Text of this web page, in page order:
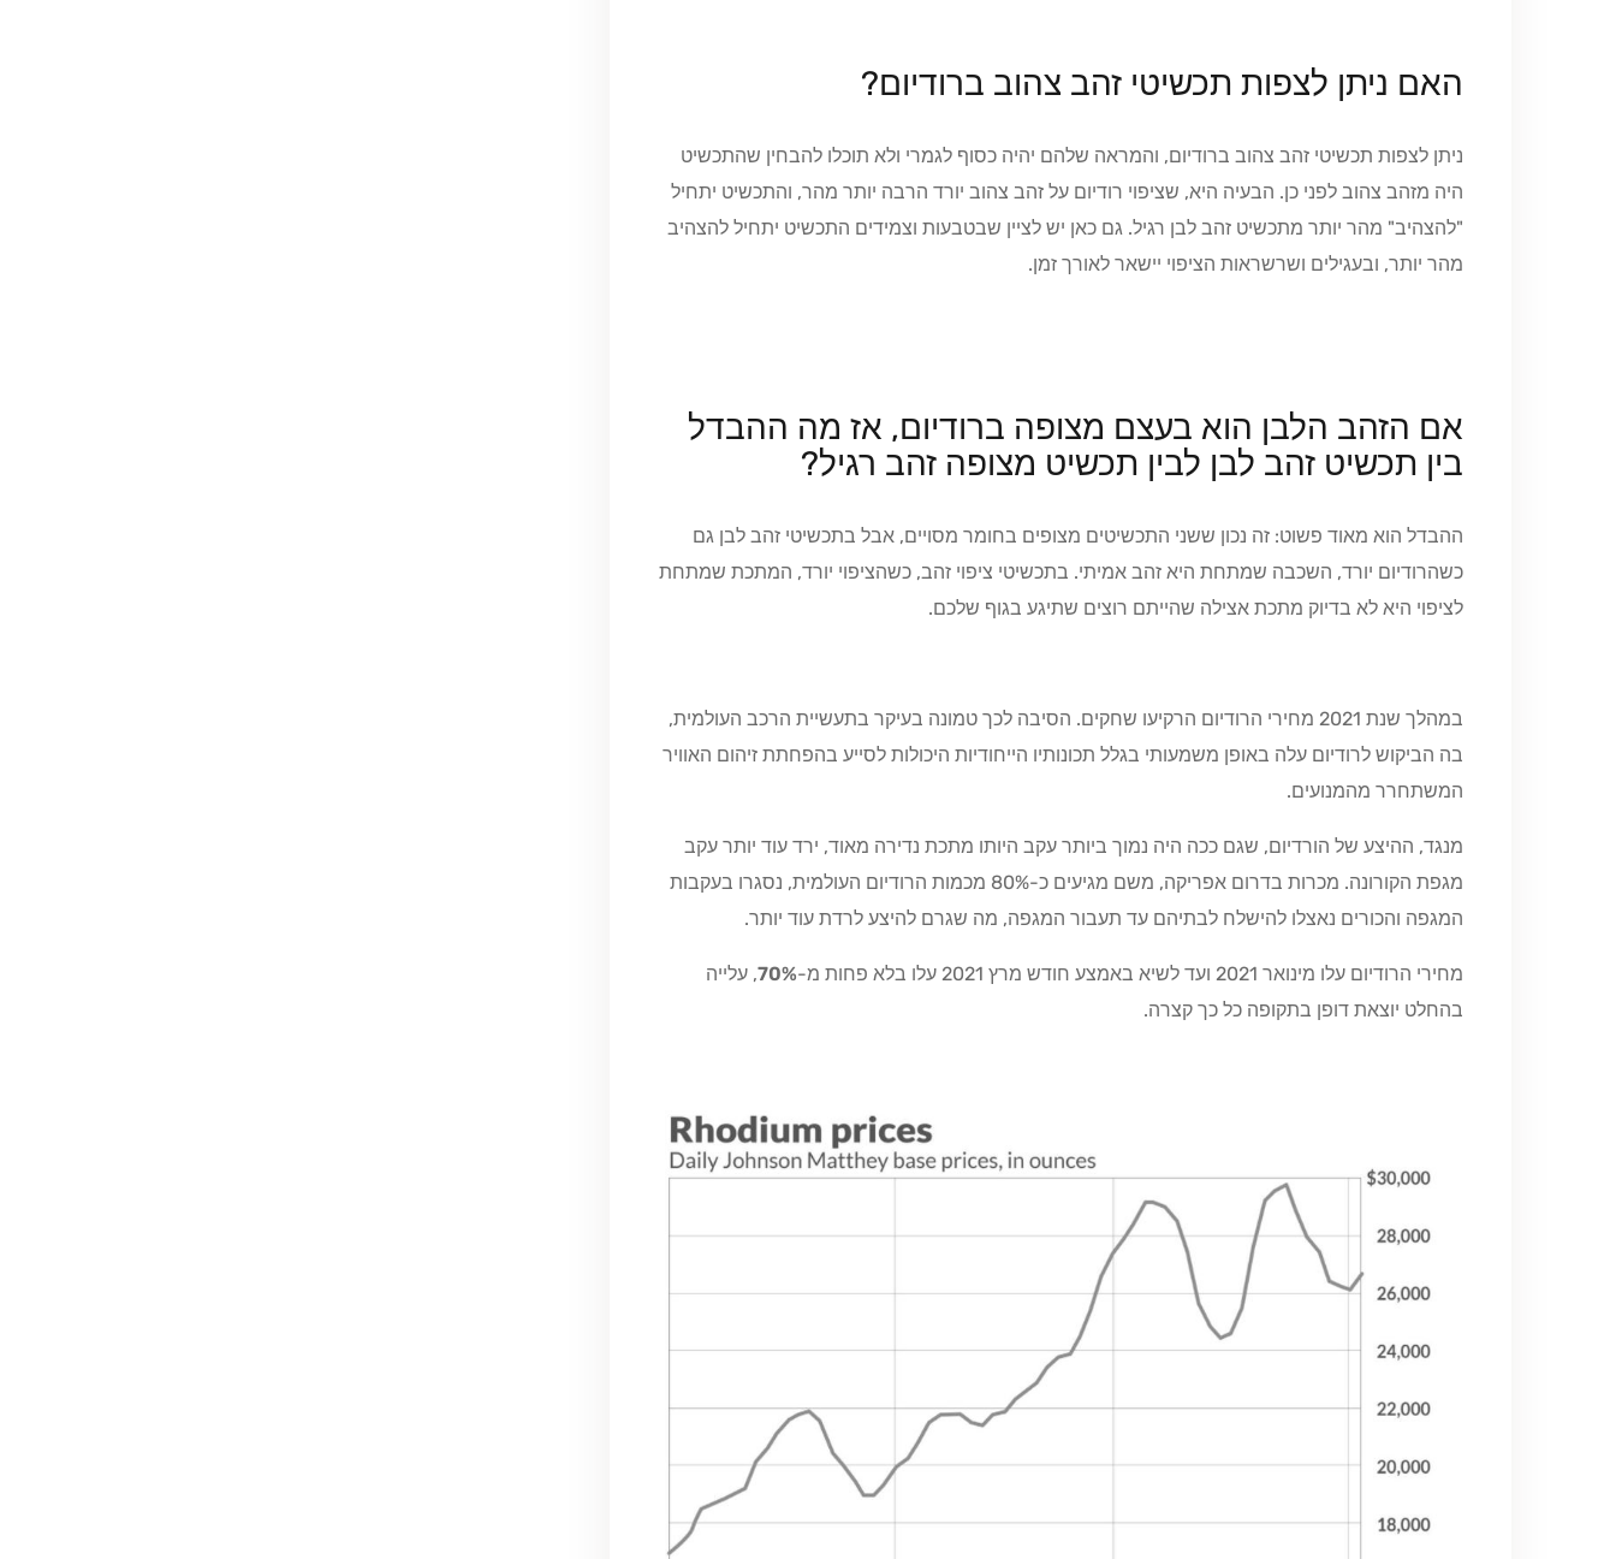
האם ניתן לצפות תכשיטי זהב צהוב ברודיום?
ניתן לצפות תכשיטי זהב צהוב ברודיום, והמראה שלהם יהיה כסוף לגמרי ולא תוכלו להבחין שהתכשיט
היה מזהב צהוב לפני כן. הבעיה היא, שציפוי רודיום על זהב צהוב יורד הרבה יותר מהר, והתכשיט יתחיל
"להצהיב" מהר יותר מתכשיט זהב לבן רגיל. גם כאן יש לציין שבטבעות וצמידים התכשיט יתחיל להצהיב
מהר יותר, ובעגילים ושרשראות הציפוי יישאר לאורך זמן.
אם הזהב הלבן הוא בעצם מצופה ברודיום, אז מה ההבדל
בין תכשיט זהב לבן לבין תכשיט מצופה זהב רגיל?
ההבדל הוא מאוד פשוט: זה נכון ששני התכשיטים מצופים בחומר מסויים, אבל בתכשיטי זהב לבן גם
כשהרודיום יורד, השכבה שמתחת היא זהב אמיתי. בתכשיטי ציפוי זהב, כשהציפוי יורד, המתכת שמתחת
לציפוי היא לא בדיוק מתכת אצילה שהייתם רוצים שתיגע בגוף שלכם.
במהלך שנת 2021 מחירי הרודיום הרקיעו שחקים. הסיבה לכך טמונה בעיקר בתעשיית הרכב העולמית,
בה הביקוש לרודיום עלה באופן משמעותי בגלל תכונותיו הייחודיות היכולות לסייע בהפחתת זיהום האוויר
המשתחרר מהמנועים.
מנגד, ההיצע של הורדיום, שגם ככה היה נמוך ביותר עקב היותו מתכת נדירה מאוד, ירד עוד יותר עקב
מגפת הקורונה. מכרות בדרום אפריקה, משם מגיעים כ-80% מכמות הרודיום העולמית, נסגרו בעקבות
המגפה והכורים נאצלו להישלח לבתיהם עד תעבור המגפה, מה שגרם להיצע לרדת עוד יותר.
מחירי הרודיום עלו מינואר 2021 ועד לשיא באמצע חודש מרץ 2021 עלו בלא פחות מ- 70%, עלייה
בהחלט יוצאת דופן בתקופה כל כך קצרה.